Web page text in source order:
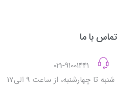
تماس با ما
شنبه تا چهارشنبه، از ساعت 9 الی17